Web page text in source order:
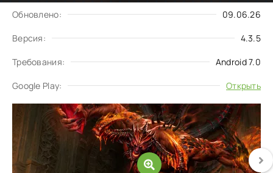
Обновлено: 09.06.26
Версия: 4.3.5
Требования: Android 7.0
Google Play: Открыть